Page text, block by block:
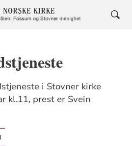
i Stovner kirke
kl.11, prest er Svein